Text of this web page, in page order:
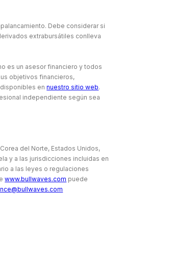
Debe considerar si
extrabursátiles conlleva
es un asesor financiero y todos
objetivos financieros,
disponibles ennuestro sitio web.
independiente según sea
del Norte, Estados Unidos,
y a las jurisdicciones incluidas en
a las leyes o regulaciones
www.bullwaves.com puede